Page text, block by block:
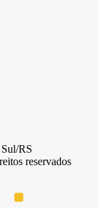
RS
reservados